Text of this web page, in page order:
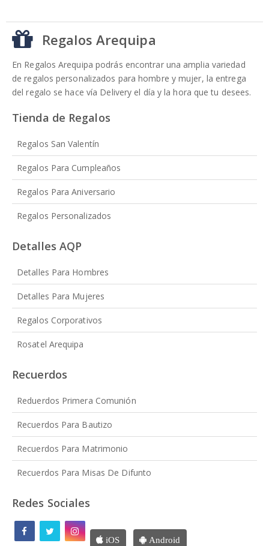
Regalos Arequipa
En Regalos Arequipa podrás encontrar una amplia variedad
de regalos personalizados para hombre y mujer, la entrega
del regalo se hace vía Delivery el día y la hora que tu desees.
Tienda de Regalos
Regalos San Valentín
Regalos Para Cumpleaños
Regalos Para Aniversario
Regalos Personalizados
Detalles AQP
Detalles Para Hombres
Detalles Para Mujeres
Regalos Corporativos
Rosatel Arequipa
Recuerdos
Reduerdos Primera Comunión
Recuerdos Para Bautizo
Recuerdos Para Matrimonio
Recuerdos Para Misas De Difunto
Redes Sociales
iOS Android